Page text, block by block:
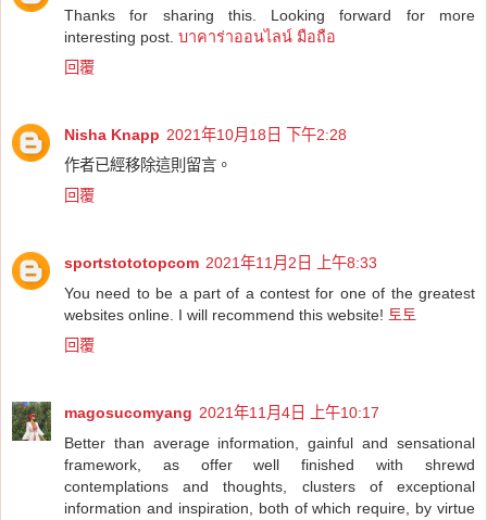
Thanks for sharing this. Looking forward for more
interesting post. บาคาร่าออนไลน์ มือถือ
回覆
Nisha Knapp 2021年10月18日 下午2:28
作者已經移除這則留言。
回覆
sportstototopcom 2021年11月2日 上午8:33
You need to be a part of a contest for one of the greatest
websites online. I will recommend this website! 토토
回覆
magosucomyang 2021年11月4日 上午10:17
Better than average information, gainful and sensational
framework, as offer well finished with shrewd
contemplations and thoughts, clusters of exceptional
information and inspiration, both of which require, by virtue